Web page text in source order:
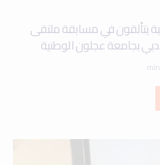
يتألقون في مسابقة ملتقى
بجامعة عجلون الوطنية